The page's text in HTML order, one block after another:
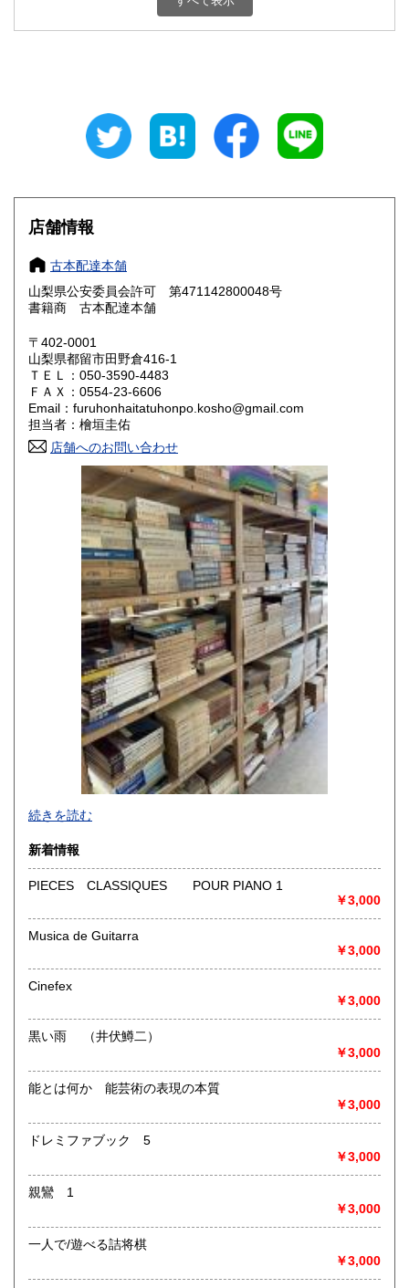
800円 三重県
大阪府
奈良県
鳥取県 800円 島根県
岡山県
山口県 800円
香川県 800円 愛媛県
高知県 800円
800円 長崎県
800円 大分県
800円 鹿児島県
1,500円
店舗情報
古本配達本舗
山梨県公安委員会許可 第471142800048号
書籍商 古本配達本舗
〒402-0001
山梨県都留市田野倉416-1
ＴＥＬ：050-3590-4483
ＦＡＸ：0554-23-6606
Email：furuhonhaitatuhonpo.kosho@gmail.com
担当者：檜垣圭佑
店舗へのお問い合わせ
-
沿線名：-
最寄駅：-
営業時間：-
定休日：-
書籍の買取について
取り扱い分野
総記、哲学宗教、歴史、社会科学、自然科学、美術工芸、国
語国文、外国文学、古典籍、近代文献、趣味、外国書、サブ
続きを読む
新着情報
PIECES CLASSIQUES POUR PIANO 1
￥3,000
Musica de Guitarra
￥3,000
Cinefex
￥3,000
黒い雨 （井伏鱒二）
￥3,000
能とは何か 能芸術の表現の本質
￥3,000
ドレミファブック 5
￥3,000
親鸞 1
￥3,000
一人で/遊べる詰将棋
￥3,000